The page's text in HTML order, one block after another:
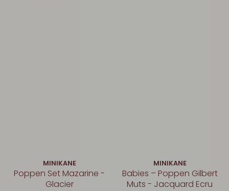
MINIKANE
Poppen Set Mazarine -
Glacier
MINIKANE
Babies – Poppen Gilbert
Muts - Jacquard Ecru